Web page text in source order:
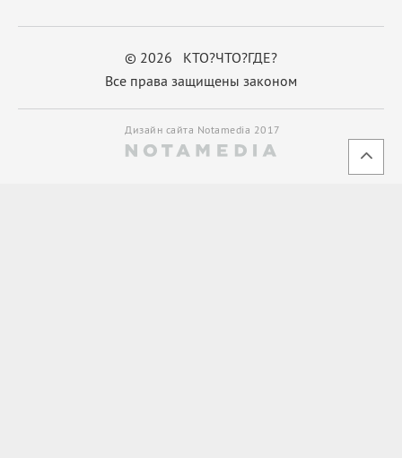
© 2026 КТО?ЧТО?ГДЕ?
Все права защищены законом
Дизайн сайта Notamedia 2017